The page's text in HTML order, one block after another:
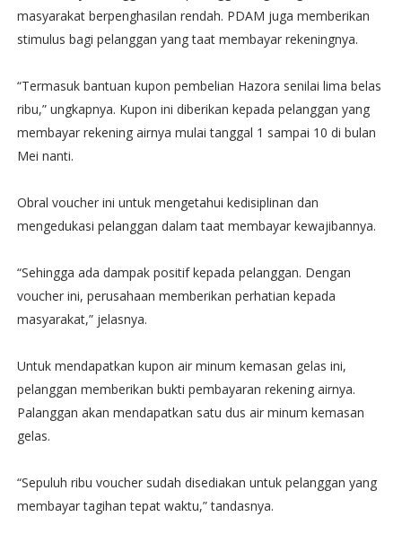
masyarakat berpenghasilan rendah. PDAM juga memberikan
stimulus bagi pelanggan yang taat membayar rekeningnya.
“Termasuk bantuan kupon pembelian Hazora senilai lima belas
ribu,” ungkapnya. Kupon ini diberikan kepada pelanggan yang
membayar rekening airnya mulai tanggal 1 sampai 10 di bulan
Mei nanti.
Obral voucher ini untuk mengetahui kedisiplinan dan
mengedukasi pelanggan dalam taat membayar kewajibannya.
“Sehingga ada dampak positif kepada pelanggan. Dengan
voucher ini, perusahaan memberikan perhatian kepada
masyarakat,” jelasnya.
Untuk mendapatkan kupon air minum kemasan gelas ini,
pelanggan memberikan bukti pembayaran rekening airnya.
Palanggan akan mendapatkan satu dus air minum kemasan
gelas.
“Sepuluh ribu voucher sudah disediakan untuk pelanggan yang
membayar tagihan tepat waktu,” tandasnya.